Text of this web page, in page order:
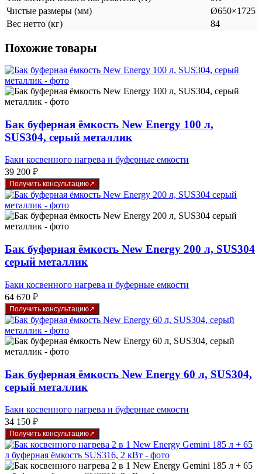
Чистые размеры (мм)
Ø650×1725
Вес нетто (кг)
84
Похожие товары
Бак буферная ёмкость New Energy 100 л,
SUS304, серый металлик
Баки косвенного нагрева и буферные емкости
39 200 ₽
Получить консультацию
Бак буферная ёмкость New Energy 200 л, SUS304
серый металлик
Баки косвенного нагрева и буферные емкости
64 670 ₽
Получить консультацию
Бак буферная ёмкость New Energy 60 л, SUS304,
серый металлик
Баки косвенного нагрева и буферные емкости
34 150 ₽
Получить консультацию